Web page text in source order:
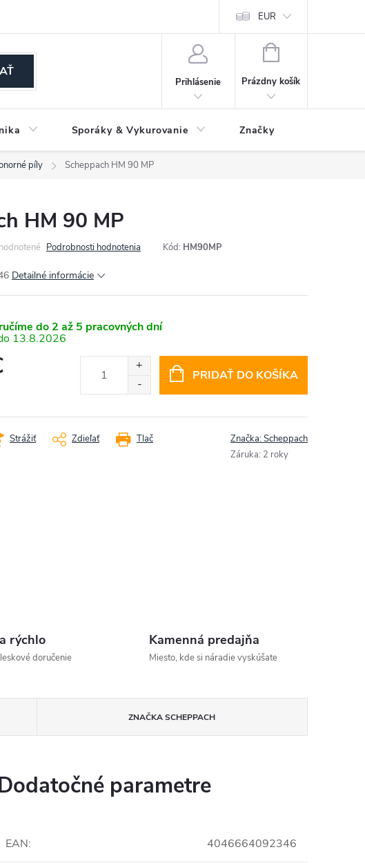
Reklamačný formulár
EUR
Prihlásenie
NÁKUPNÝ
Prázdny košík
Sporáky & Vykurovanie Značky
píly Scheppach HM 90 MP
HM 90 MP
Podrobnosti hodnotenia Kód: HM90MP
Detailné informácie
do 2 až 5 pracovných dní
13.8.2026
PRIDAŤ DO KOŠÍKA
Tlač
Strážiť Zdieľať Značka:Scheppach
Záruka: 2 roky
rýchlo
doručenie
Kamenná predajňa
Miesto, kde si náradie vyskúšate
ZNAČKASCHEPPACH
parametre
EAN: 4046664092346